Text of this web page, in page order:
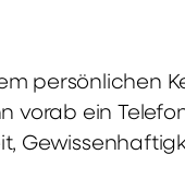
persönlichen
vorab ein